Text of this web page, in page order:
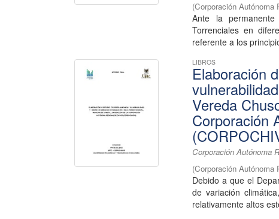
(Corporación Autónoma
Ante la
Torrenciales en
referente a los
LIBROS
Elaboración
Vereda
Corporación
Corporación Autónoma
(Corporación Autónoma
Debido a que el
de variación
relativamente altos